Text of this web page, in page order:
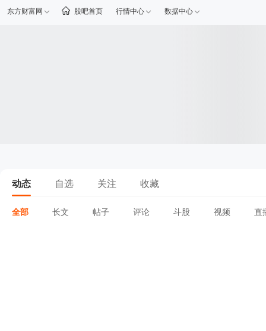
东方财富网 股吧首页 行情中心 数据中心
动态 自选 关注 收藏
全部 长文 帖子 评论 斗股 视频 直